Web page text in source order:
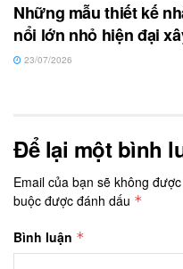
Những mẫu thiết kế
nổi lớn nhỏ hiện đại
23/07/2026
Để lại một bình
Email của bạn sẽ không
buộc được đánh dấu *
Bình luận *